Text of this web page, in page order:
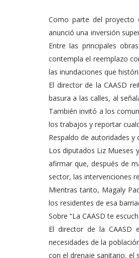
Como parte del proyecto
anunció una inversión
Entre las principales
contempla el reemplazo
las inundaciones que
El director de la CAASD
basura a las calles, al
También invitó a los
los trabajos y reportar
Respaldo de autoridades y
Los diputados Liz Mueses
afirmar que, después de
sector, las intervenciones
Mientras tanto, Magaly
los residentes de esa
Sobre “La CAASD te
El director de la CAASD
necesidades de la
con el drenaje sanitario, el